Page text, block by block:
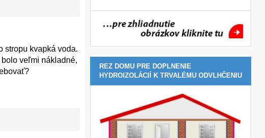
stropu kvapká voda.
veľmi nákladné,
REZ DOMU PRE DOPLNENIE
HYDROIZOLÁCIÍ K TRVALÉMU ODVLHČENIU